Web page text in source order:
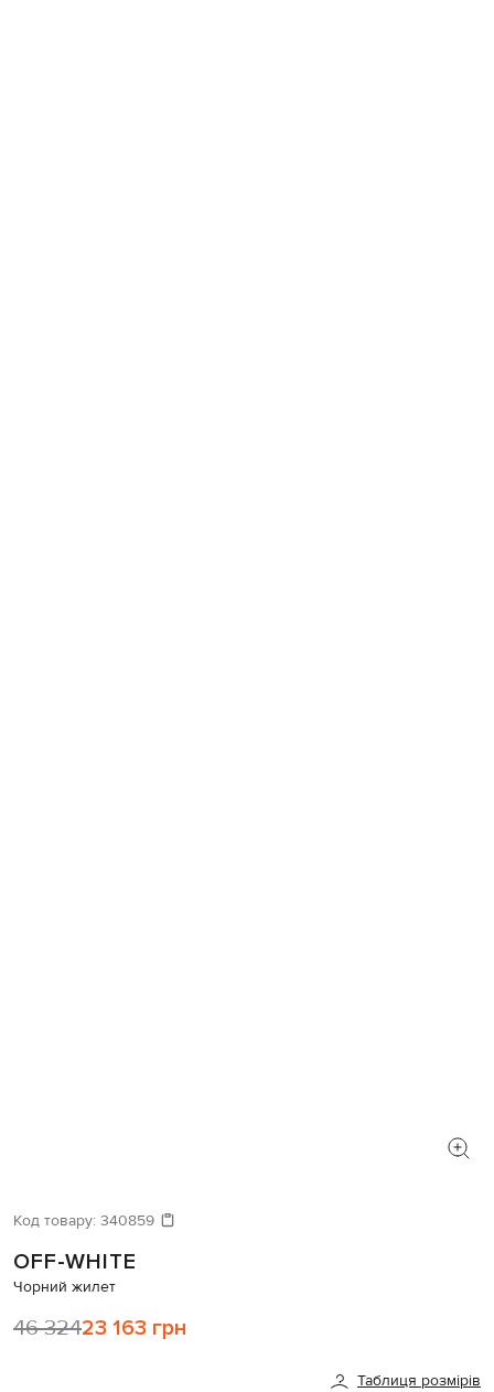
Код товару: 340859
OFF-WHITE
Чорний жилет
46 32423 163 грн
Таблиця розмірів